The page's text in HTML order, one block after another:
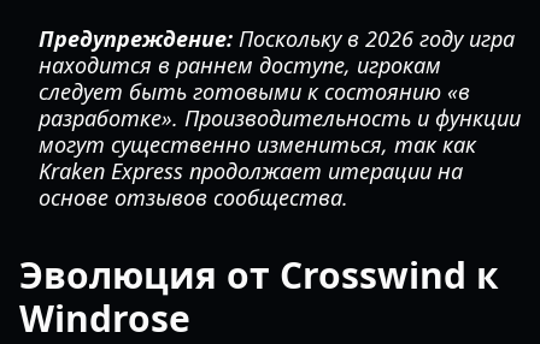
Предупреждение: Поскольку в 2026 году игра
находится в раннем доступе, игрокам
следует быть готовыми к состоянию «в
разработке». Производительность и функции
могут существенно измениться, так как
Kraken Express продолжает итерации на
основе отзывов сообщества.
Эволюция от Crosswind к
Windrose